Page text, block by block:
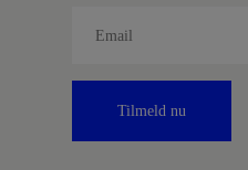
Tilmeld nu